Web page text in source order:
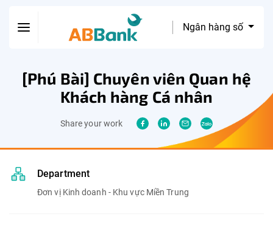
Ngân hàng số
[Phú Bài] Chuyên viên Quan hệ
Khách hàng Cá nhân
Share your work
Department
Đơn vị Kinh doanh - Khu vực Miền Trung